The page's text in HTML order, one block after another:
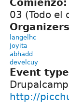
Comienzo:
03 (Todo el
langelhc
Joyita
abhadd
develcuy
Event
http://